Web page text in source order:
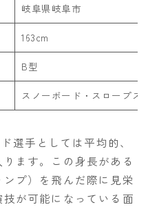
岐阜県岐阜市
163cm
B型
スノーボード・スロープ
選手としては平均的、
ます。この身長がある
プ）を飛んだ際に見栄
が可能になっている面